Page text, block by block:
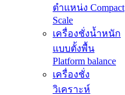
ตำแหน่ง Compact
Scale
เครื่องชั่งน้ำหนัก
แบบตั้งพื้น
Platform balance
เครื่องชั่ง
วิเคราะห์